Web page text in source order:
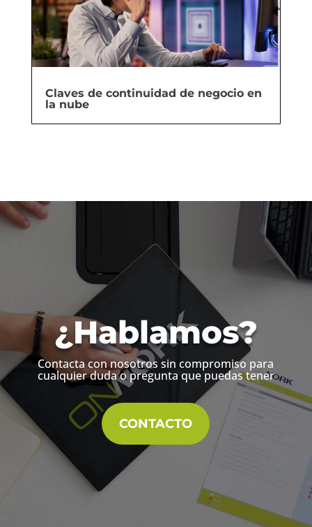
Claves de continuidad de negocio en
la nube
¿Hablamos?
Contacta con nosotros sin compromiso para
cualquier duda o pregunta que puedas tener
CONTACTO